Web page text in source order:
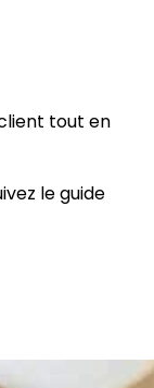
tout en
le guide